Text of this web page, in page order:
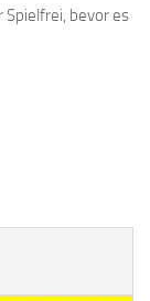
Spielfrei, bevor es